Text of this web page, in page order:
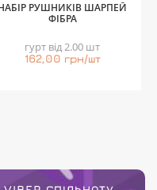
РУШНИКІВ ШАРПЕЙ
ФІБРА
гурт від 2.00 шт
162,00 грн/шт